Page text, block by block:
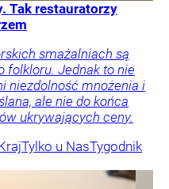
Tak restauratorzy
smażalniach są
folkloru. Jednak to nie
niezdolność mnożenia i
ale nie do końca
ukrywających ceny.
Tylko u NasTygodnik